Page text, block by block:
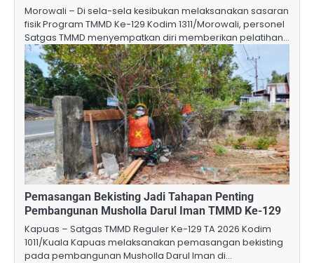
Morowali – Di sela-sela kesibukan melaksanakan sasaran
fisik Program TMMD Ke-129 Kodim 1311/Morowali, personel
Satgas TMMD menyempatkan diri memberikan pelatihan…
Pemasangan Bekisting Jadi Tahapan Penting
Pembangunan Musholla Darul Iman TMMD Ke-129
Kapuas – Satgas TMMD Reguler Ke-129 TA 2026 Kodim
1011/Kuala Kapuas melaksanakan pemasangan bekisting
pada pembangunan Musholla Darul Iman di…